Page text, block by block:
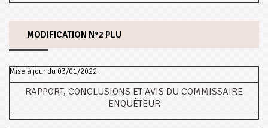
MODIFICATION N°2 PLU
Mise à jour du 03/01/2022
RAPPORT, CONCLUSIONS ET AVIS DU COMMISSAIRE
ENQUÊTEUR